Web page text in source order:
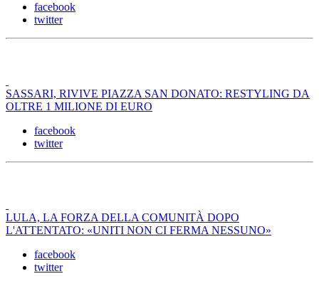
facebook
twitter
SASSARI, RIVIVE PIAZZA SAN DONATO: RESTYLING DA
OLTRE 1 MILIONE DI EURO
facebook
twitter
LULA, LA FORZA DELLA COMUNITÀ DOPO
L'ATTENTATO: «UNITI NON CI FERMA NESSUNO»
facebook
twitter